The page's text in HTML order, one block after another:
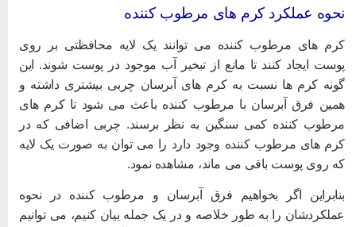
عملکرد کرم های مرطوب کننده
های مرطوب کننده می توانند یک لایه محافظتی بر روی
ایجاد کنند تا مانع از تبخیر آب موجود در پوست شوند. این
کرم ها نسبت به کرم های آبرسان چربی بیشتری داشته و
فرق آبرسان با مرطوب کننده باعث می شود تا کرم های
کننده کمی سنگین به نظر برسند. چربی اضافی که در
های مرطوب کننده وجود دارد را می توان به صورت یک لایه
روی پوست باقی می ماند، مشاهده نمود.
اگر بخواهیم فرق آبرسان و مرطوب کننده در نحوه
را به طور خلاصه و در یک جمله بیان کنیم، می توانیم